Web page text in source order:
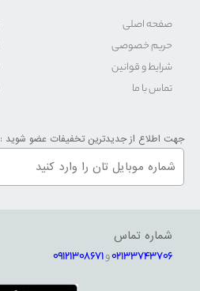
صفحه اصلی
حریم خصوصی
شرایط و قوانین
تماس با ما
جهت اطلاع از جدیدترین تخفیفات عضو شوید :
شماره تماس
02133743706و09121308671